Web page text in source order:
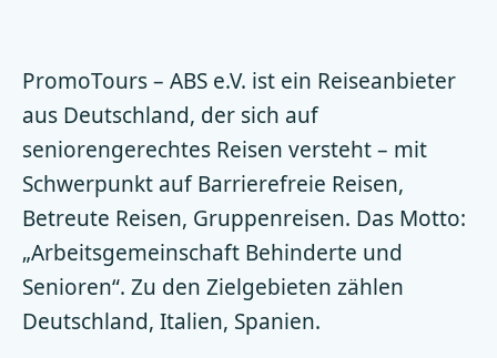
PromoTours – ABS e.V. ist ein Reiseanbieter
aus Deutschland, der sich auf
seniorengerechtes Reisen versteht – mit
Schwerpunkt auf Barrierefreie Reisen,
Betreute Reisen, Gruppenreisen. Das Motto:
„Arbeitsgemeinschaft Behinderte und
Senioren“. Zu den Zielgebieten zählen
Deutschland, Italien, Spanien.